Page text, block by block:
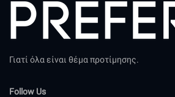
Γιατί όλα είναι θέμα προτίμησης.
Follow Us